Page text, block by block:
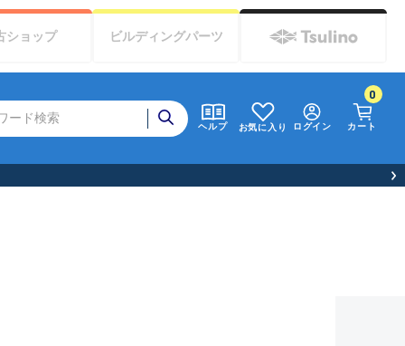
ヘルプ お気に入り ログイン カート
0
ショップ ビルディングパーツ